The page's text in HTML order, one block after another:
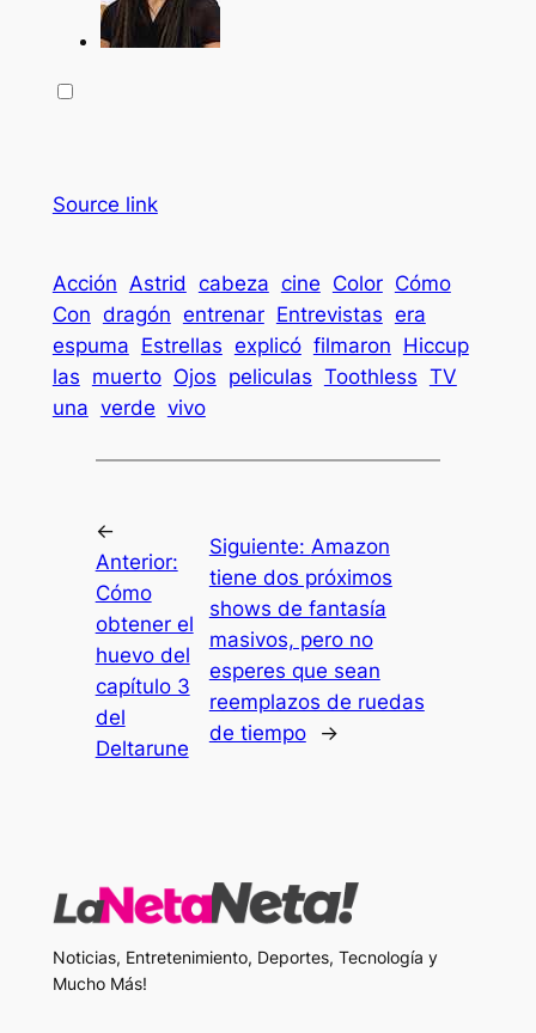
Source link
Acción Astrid cabeza cine Color Cómo
Con dragón entrenar Entrevistas era
espuma Estrellas explicó filmaron Hiccup
las muerto Ojos peliculas Toothless TV
una verde vivo
←
Anterior:
Cómo
obtener el
huevo del
capítulo 3
del
Deltarune
Siguiente: Amazon
tiene dos próximos
shows de fantasía
masivos, pero no
esperes que sean
reemplazos de ruedas
de tiempo
→
Noticias, Entretenimiento, Deportes, Tecnología y
Mucho Más!